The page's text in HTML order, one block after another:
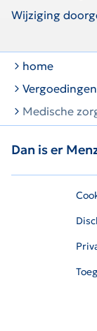
Wijziging
home
Vergoedingen
Medische
Dan is er